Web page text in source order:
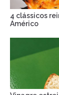
4 clássicos
Américo